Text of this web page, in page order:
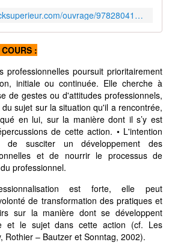
https://www.deboecksuperieur.com/ouvrage/9782804181918-comment-soutenir-la-demarche-reflexive
:
professionnelles poursuit prioritairement
initiale ou continuée. Elle cherche à
de gestes ou d'attitudes professionnels,
sujet sur la situation qu'il a rencontrée,
en lui, sur la manière dont il s’y est
de cette action. • L'intention
susciter un développement des
et de nourrir le processus de
professionnel.
est forte, elle peut
de transformation des pratiques et
sur la manière dont se développent
et le sujet dans cette action (cf. Les
Rothier – Bautzer et Sonntag, 2002).